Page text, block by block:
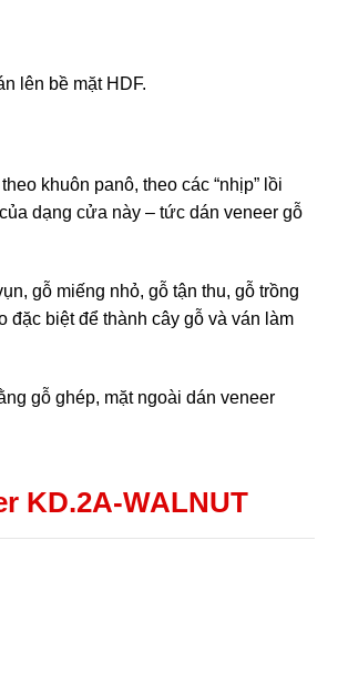
lên bề mặt HDF.
khuôn panô, theo các “nhịp” lồi
dạng cửa này – tức dán veneer gỗ
gỗ miếng nhỏ, gỗ tận thu, gỗ trồng
biệt để thành cây gỗ và ván làm
gỗ ghép, mặt ngoài dán veneer
KD.2A-WALNUT